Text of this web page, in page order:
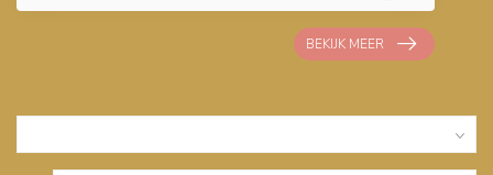
BEKIJK MEER